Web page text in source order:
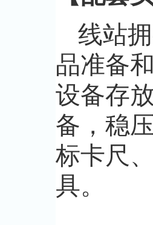
线站
品准备
设备存
备，稳
标卡尺
具。